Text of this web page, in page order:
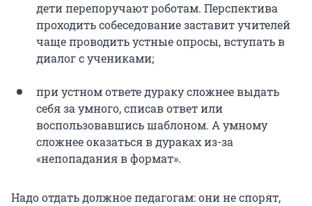
дети перепоручают роботам. Перспектива
проходить собеседование заставит учителей
чаще проводить устные опросы, вступать в
диалог с учениками;
при устном ответе дураку сложнее выдать
себя за умного, списав ответ или
воспользовавшись шаблоном. А умному
сложнее оказаться в дураках из-за
«непопадания в формат».
Надо отдать должное педагогам: они не спорят,